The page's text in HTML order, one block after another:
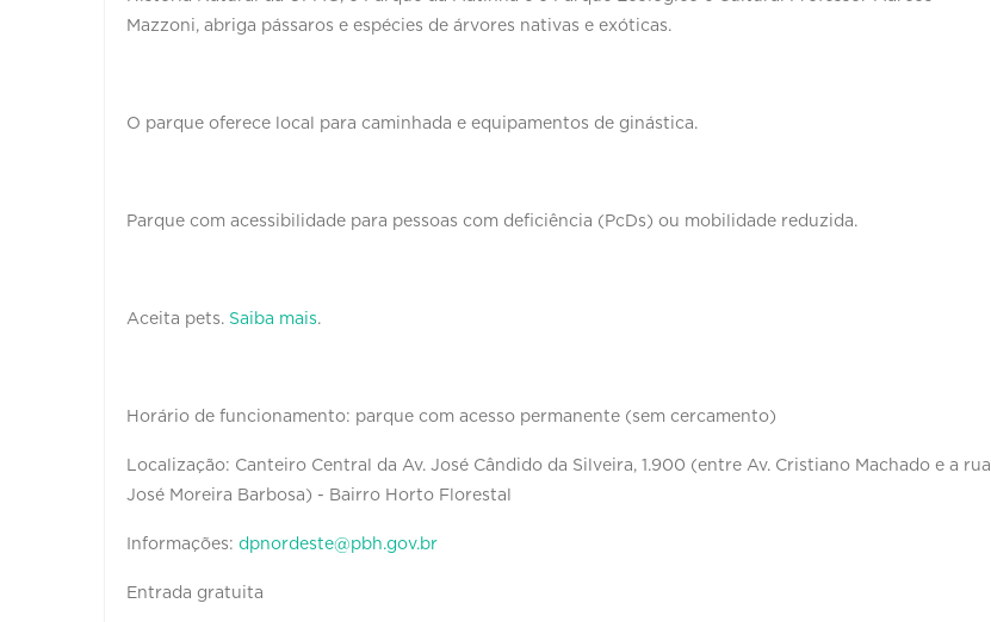
Mazzoni, abriga pássaros e espécies de árvores nativas e exóticas.
O parque oferece local para caminhada e equipamentos de ginástica.
Parque com acessibilidade para pessoas com deficiência (PcDs) ou mobilidade reduzida.
Aceita pets. Saiba mais.
Horário de funcionamento: parque com acesso permanente (sem cercamento)
Localização: Canteiro Central da Av. José Cândido da Silveira, 1.900 (entre Av. Cristiano Machado e a rua
José Moreira Barbosa) - Bairro Horto Florestal
Informações: dpnordeste@pbh.gov.br
Entrada gratuita